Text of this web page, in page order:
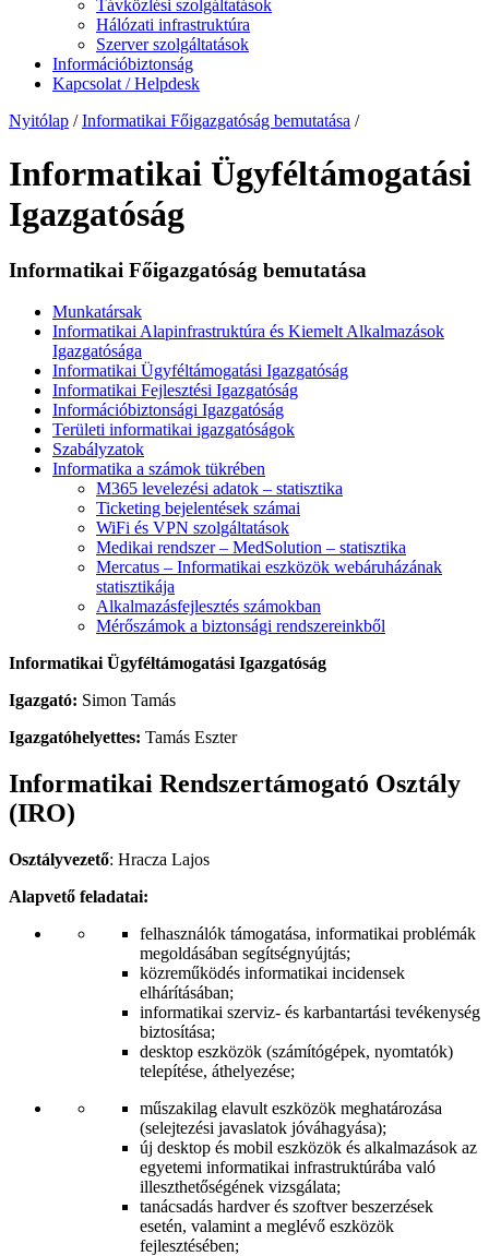
Távközlési szolgáltatások
Hálózati infrastruktúra
Szerver szolgáltatások
Információbiztonság
Kapcsolat / Helpdesk
Nyitólap / Informatikai Főigazgatóság bemutatása /
Informatikai Ügyféltámogatási
Igazgatóság
Informatikai Főigazgatóság bemutatása
Munkatársak
Informatikai Alapinfrastruktúra és Kiemelt Alkalmazások
Igazgatósága
Informatikai Ügyféltámogatási Igazgatóság
Informatikai Fejlesztési Igazgatóság
Információbiztonsági Igazgatóság
Területi informatikai igazgatóságok
Szabályzatok
Informatika a számok tükrében
M365 levelezési adatok – statisztika
Ticketing bejelentések számai
WiFi és VPN szolgáltatások
Medikai rendszer – MedSolution – statisztika
Mercatus – Informatikai eszközök webáruházának
statisztikája
Alkalmazásfejlesztés számokban
Mérőszámok a biztonsági rendszereinkből
Informatikai Ügyféltámogatási Igazgatóság
Igazgató: Simon Tamás
Igazgatóhelyettes: Tamás Eszter
Informatikai Rendszertámogató Osztály
(IRO)
Osztályvezető: Hracza Lajos
Alapvető feladatai:
felhasználók támogatása, informatikai problémák
megoldásában segítségnyújtás;
közreműködés informatikai incidensek
elhárításában;
informatikai szerviz- és karbantartási tevékenység
biztosítása;
desktop eszközök (számítógépek, nyomtatók)
telepítése, áthelyezése;
műszakilag elavult eszközök meghatározása
(selejtezési javaslatok jóváhagyása);
új desktop és mobil eszközök és alkalmazások az
egyetemi informatikai infrastruktúrába való
illeszthetőségének vizsgálata;
tanácsadás hardver és szoftver beszerzések
esetén, valamint a meglévő eszközök
fejlesztésében;